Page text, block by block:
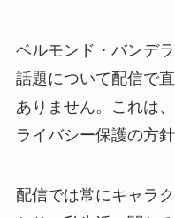
ベルモンド・バンデ
話題について配信で
ありません。これは
ライバシー保護の方
配信では常にキャラ